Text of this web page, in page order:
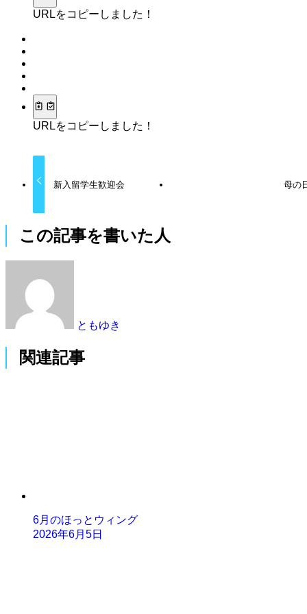
URLをコピーしました！
URLをコピーしました！
新入留学生歓迎会 母の
この記事を書いた人
ともゆき
関連記事
6月のほっとウィング
2026年6月5日